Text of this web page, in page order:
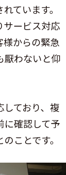
ています。
サービス対応
様からの緊急
厭わないと仰
ており、複
に確認して予
ことです。